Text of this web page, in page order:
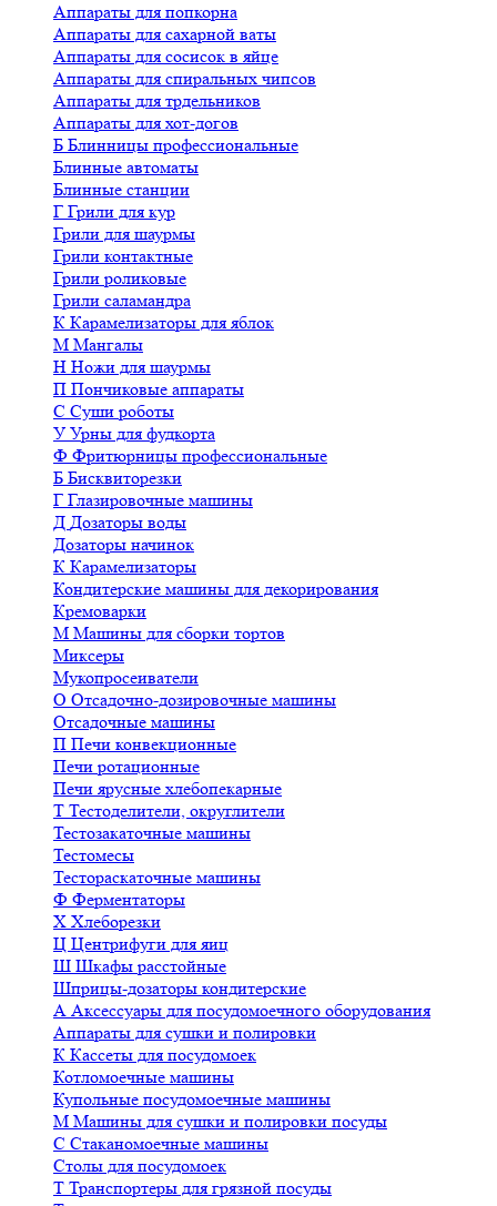
Аппараты для попкорна
Аппараты для сахарной ваты
Аппараты для сосисок в яйце
Аппараты для спиральных чипсов
Аппараты для трдельников
Аппараты для хот-догов
Б Блинницы профессиональные
Блинные автоматы
Блинные станции
Г Грили для кур
Грили для шаурмы
Грили контактные
Грили роликовые
Грили саламандра
К Карамелизаторы для яблок
М Мангалы
Н Ножи для шаурмы
П Пончиковые аппараты
С Суши роботы
У Урны для фудкорта
Ф Фритюрницы профессиональные
Б Бисквиторезки
Г Глазировочные машины
Д Дозаторы воды
Дозаторы начинок
К Карамелизаторы
Кондитерские машины для декорирования
Кремоварки
М Машины для сборки тортов
Миксеры
Мукопросеиватели
О Отсадочно-дозировочные машины
Отсадочные машины
П Печи конвекционные
Печи ротационные
Печи ярусные хлебопекарные
Т Тестоделители, округлители
Тестозакаточные машины
Тестомесы
Тестораскаточные машины
Ф Ферментаторы
Х Хлеборезки
Ц Центрифуги для яиц
Ш Шкафы расстойные
Шприцы-дозаторы кондитерские
А Аксессуары для посудомоечного оборудования
Аппараты для сушки и полировки
К Кассеты для посудомоек
Котломоечные машины
Купольные посудомоечные машины
М Машины для сушки и полировки посуды
С Стаканомоечные машины
Столы для посудомоек
Т Транспортеры для грязной посуды